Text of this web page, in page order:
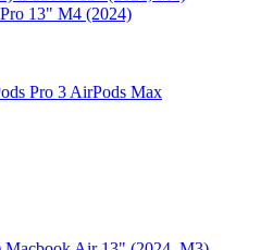
13" M4 (2024)
Pro 3 AirPods Max